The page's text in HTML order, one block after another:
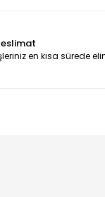
en kısa sürede